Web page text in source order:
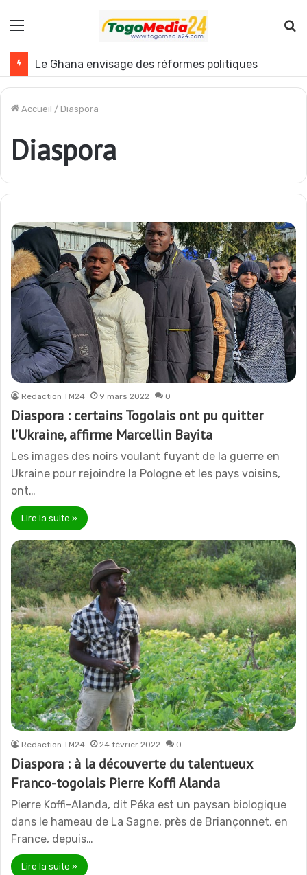
Menu
Le Ghana envisage des réformes politiques
Accueil / Diaspora
Diaspora
Redaction TM24 9 mars 2022 0
Diaspora : certains Togolais ont pu quitter
l’Ukraine, affirme Marcellin Bayita
Les images des noirs voulant fuyant de la guerre en
Ukraine pour rejoindre la Pologne et les pays voisins,
ont…
Lire la suite »
Redaction TM24 24 février 2022 0
Diaspora : à la découverte du talentueux
Franco-togolais Pierre Koffi Alanda
Pierre Koffi-Alanda, dit Péka est un paysan biologique
dans le hameau de La Sagne, près de Briançonnet, en
France, depuis…
Lire la suite »